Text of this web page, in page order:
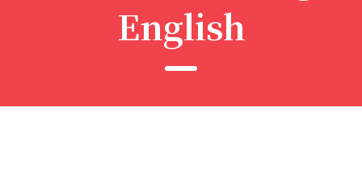
English